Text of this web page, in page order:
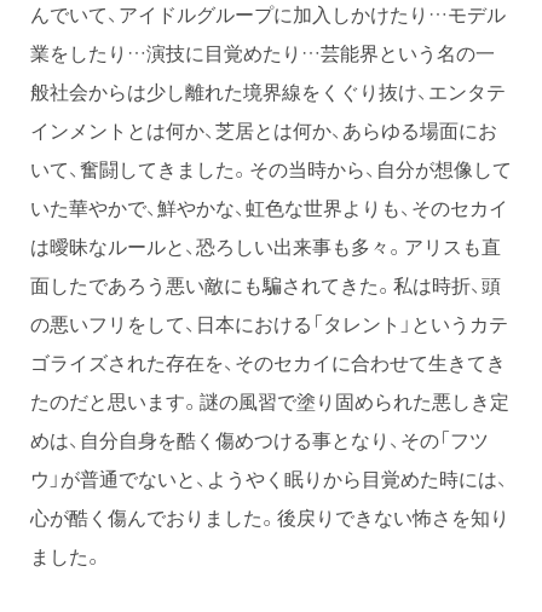
んでいて、アイドルグループに加入しかけたり…モデル
業をしたり…演技に目覚めたり…芸能界という名の一
般社会からは少し離れた境界線をくぐり抜け、エンタテ
インメントとは何か、芝居とは何か、あらゆる場面にお
いて、奮闘してきました。その当時から、自分が想像して
いた華やかで、鮮やかな、虹色な世界よりも、そのセカイ
は曖昧なルールと、恐ろしい出来事も多々。アリスも直
面したであろう悪い敵にも騙されてきた。私は時折、頭
の悪いフリをして、日本における「タレント」というカテ
ゴライズされた存在を、そのセカイに合わせて生きてき
たのだと思います。謎の風習で塗り固められた悪しき定
めは、自分自身を酷く傷めつける事となり、その「フツ
ウ」が普通でないと、ようやく眠りから目覚めた時には、
心が酷く傷んでおりました。後戻りできない怖さを知り
ました。